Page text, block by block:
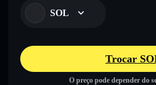
SOL
Trocar
O preço pode depender do